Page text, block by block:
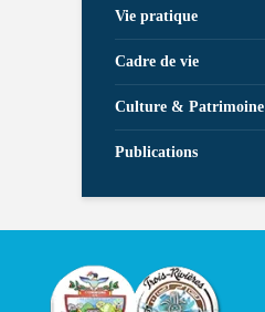
Vie pratique
Cadre de vie
Culture & Patrimoine
Publications